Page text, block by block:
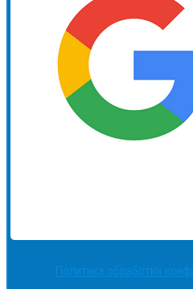
Политика обработки